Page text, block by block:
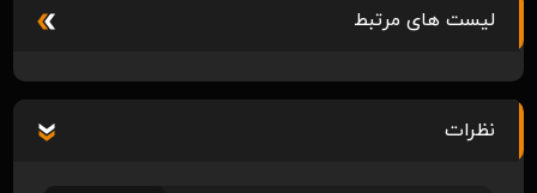
لیست های مرتبط
نظرات